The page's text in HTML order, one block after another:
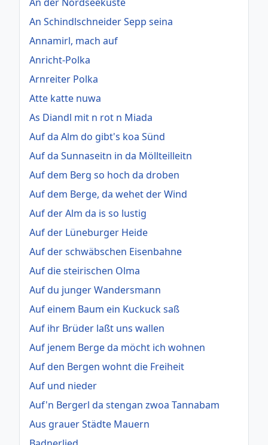
An Schindlschneider Sepp seina
Annamirl, mach auf
Anricht-Polka
Arnreiter Polka
Atte katte nuwa
As Diandl mit n rot n Miada
Auf da Alm do gibt's koa Sünd
Auf da Sunnaseitn in da Möllteilleitn
Auf dem Berg so hoch da droben
Auf dem Berge, da wehet der Wind
Auf der Alm da is so lustig
Auf der Lüneburger Heide
Auf der schwäbschen Eisenbahne
Auf die steirischen Olma
Auf du junger Wandersmann
Auf einem Baum ein Kuckuck saß
Auf ihr Brüder laßt uns wallen
Auf jenem Berge da möcht ich wohnen
Auf den Bergen wohnt die Freiheit
Auf und nieder
Auf'n Bergerl da stengan zwoa Tannabam
Aus grauer Städte Mauern